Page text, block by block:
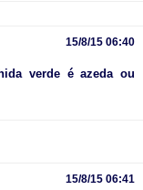
15/8/15 06:40
verde é azeda ou
15/8/15 06:41